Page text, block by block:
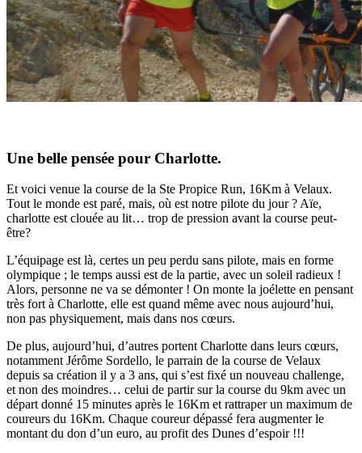
Une belle pensée pour Charlotte.
Et voici venue la course de la Ste Propice Run, 16Km à Velaux.
Tout le monde est paré, mais, où est notre pilote du jour ? Aïe,
charlotte est clouée au lit… trop de pression avant la course peut-
être?
L’équipage est là, certes un peu perdu sans pilote, mais en forme
olympique ; le temps aussi est de la partie, avec un soleil radieux !
Alors, personne ne va se démonter ! On monte la joélette en pensant
très fort à Charlotte, elle est quand même avec nous aujourd’hui,
non pas physiquement, mais dans nos cœurs.
De plus, aujourd’hui, d’autres portent Charlotte dans leurs cœurs,
notamment Jérôme Sordello, le parrain de la course de Velaux
depuis sa création il y a 3 ans, qui s’est fixé un nouveau challenge,
et non des moindres… celui de partir sur la course du 9km avec un
départ donné 15 minutes après le 16Km et rattraper un maximum de
coureurs du 16Km. Chaque coureur dépassé fera augmenter le
montant du don d’un euro, au profit des Dunes d’espoir !!!